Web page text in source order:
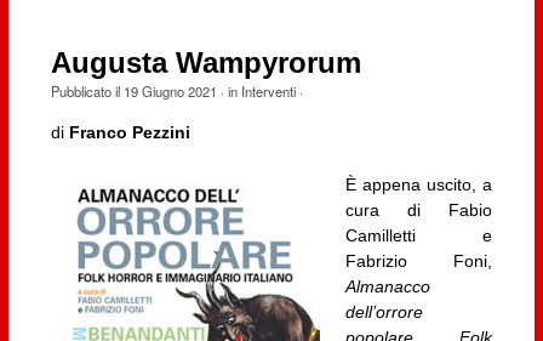
Augusta Wampyrorum
Pubblicato il 19 Giugno 2021 · in Interventi·
di Franco Pezzini
È appena uscito, a
cura di Fabio
Camilletti e
Fabrizio Foni,
Almanacco
dell’orrore